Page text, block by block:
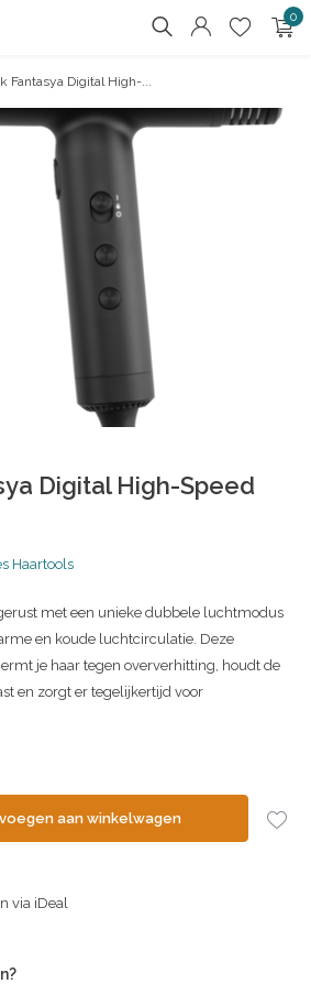
0
Fantasya Digital High-...
Digital High-Speed
Haartools
met een unieke dubbele luchtmodus
en koude luchtcirculatie. Deze
je haar tegen oververhitting, houdt de
en zorgt er tegelijkertijd voor
aan winkelwagen
via iDeal